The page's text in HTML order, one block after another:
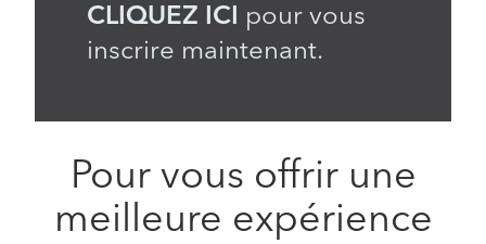
CLIQUEZ ICI pour vous
inscrire maintenant.
Pour vous offrir une
meilleure expérience